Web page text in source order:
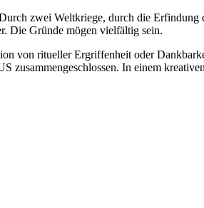
zwei Weltkriege, durch die
Die Gründe mögen vielfältig sein.
von ritueller Ergriffenheit oder
zusammengeschlossen. In einem